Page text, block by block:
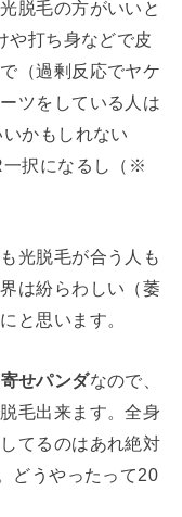
脱毛の方がいいと
や打ち身などで皮
（過剰反応でヤケ
ツをしている人は
かもしれない
一択になるし（※
光脱毛が合う人も
は紛らわしい（萎
と思います。
せパンダなので、
毛出来ます。全身
てるのはあれ絶対
どうやったって20